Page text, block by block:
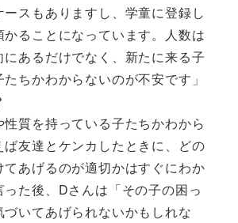
ースもありますし、学童に登録し
かることになっています。人数は
あるだけでなく、新たに来る子
ちかわからないのが不安です」
性質を持っている子たちかわから
ば友達とケンカしたときに、どの
てあげるのが適切かはすぐにわか
った後、Dさんは「その子の困っ
づいてあげられないかもしれな